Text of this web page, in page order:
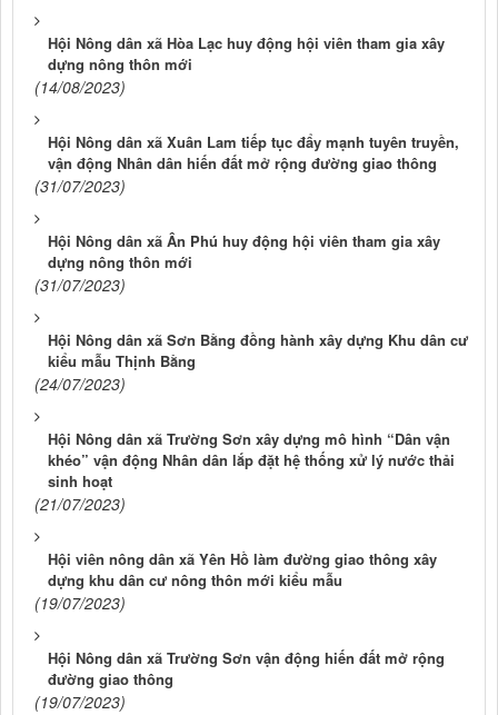
Hội Nông dân xã Hòa Lạc huy động hội viên tham gia xây
dựng nông thôn mới
(14/08/2023)
Hội Nông dân xã Xuân Lam tiếp tục đẩy mạnh tuyên truyền,
vận động Nhân dân hiến đất mở rộng đường giao thông
(31/07/2023)
Hội Nông dân xã Ân Phú huy động hội viên tham gia xây
dựng nông thôn mới
(31/07/2023)
Hội Nông dân xã Sơn Bằng đồng hành xây dựng Khu dân cư
kiểu mẫu Thịnh Bằng
(24/07/2023)
Hội Nông dân xã Trường Sơn xây dựng mô hình “Dân vận
khéo” vận động Nhân dân lắp đặt hệ thống xử lý nước thải
sinh hoạt
(21/07/2023)
Hội viên nông dân xã Yên Hồ làm đường giao thông xây
dựng khu dân cư nông thôn mới kiểu mẫu
(19/07/2023)
Hội Nông dân xã Trường Sơn vận động hiến đất mở rộng
đường giao thông
(19/07/2023)